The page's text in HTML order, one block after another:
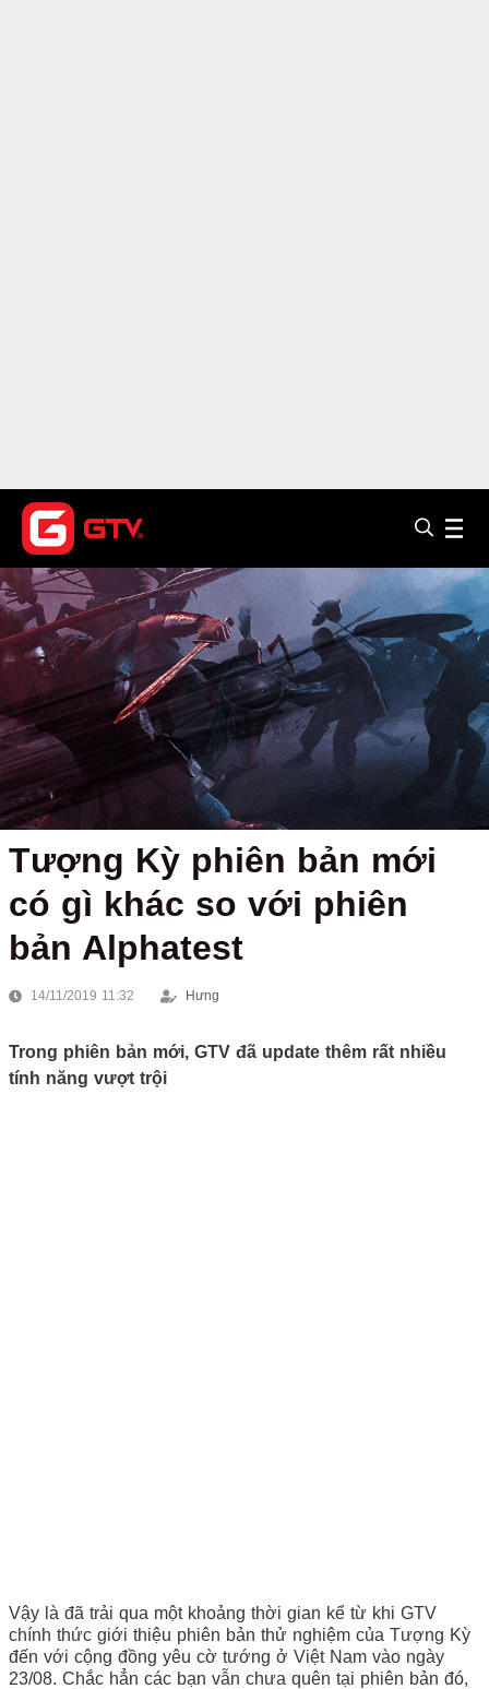
Tượng Kỳ phiên bản mới
có gì khác so với phiên
bản Alphatest
14/11/2019 11:32 Hưng
Trong phiên bản mới, GTV đã update thêm rất nhiều
tính năng vượt trội
Vậy là đã trải qua một khoảng thời gian kể từ khi GTV
chính thức giới thiệu phiên bản thử nghiệm của Tượng Kỳ
đến với cộng đồng yêu cờ tướng ở Việt Nam vào ngày
23/08. Chắc hẳn các bạn vẫn chưa quên tại phiên bản đó,